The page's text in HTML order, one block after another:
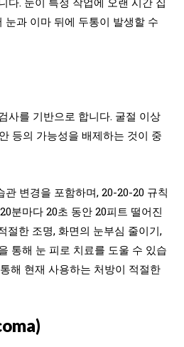
눈과 이마 뒤에 두통이 발생할 수
사를 기반으로 합니다. 굴절 이상
등의 가능성을 배제하는 것이 중
변경을 포함하며, 20-20-20 규칙
분마다 20초 동안 20피트 떨어진
절한 조명, 화면의 눈부심 줄이기,
통해 눈 피로 치료를 도울 수 있습
해 현재 사용하는 처방이 적절한